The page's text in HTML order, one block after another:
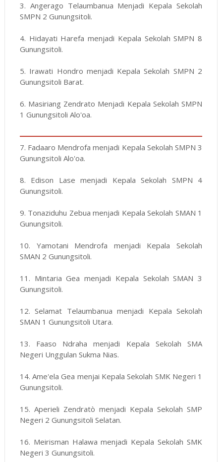
3. Angerago Telaumbanua Menjadi Kepala Sekolah
SMPN 2 Gunungsitoli.
4. Hidayati Harefa menjadi Kepala Sekolah SMPN 8
Gunungsitoli.
5. Irawati Hondro menjadi Kepala Sekolah SMPN 2
Gunungsitoli Barat.
6. Masiriang Zendrato Menjadi Kepala Sekolah SMPN
1 Gunungsitoli Alo'oa.
7. Fadaaro Mendrofa menjadi Kepala Sekolah SMPN 3
Gunungsitoli Alo'oa.
8. Edison Lase menjadi Kepala Sekolah SMPN 4
Gunungsitoli.
9. Tonaziduhu Zebua menjadi Kepala Sekolah SMAN 1
Gunungsitoli.
10. Yamotani Mendrofa menjadi Kepala Sekolah
SMAN 2 Gunungsitoli.
11. Mintaria Gea menjadi Kepala Sekolah SMAN 3
Gunungsitoli.
12. Selamat Telaumbanua menjadi Kepala Sekolah
SMAN 1 Gunungsitoli Utara.
13. Faaso Ndraha menjadi Kepala Sekolah SMA
Negeri Unggulan Sukma Nias.
14. Ame'ela Gea menjai Kepala Sekolah SMK Negeri 1
Gunungsitoli.
15. Aperieli Zendratò menjadi Kepala Sekolah SMP
Negeri 2 Gunungsitoli Selatan.
16. Meirisman Halawa menjadi Kepala Sekolah SMK
Negeri 3 Gunungsitoli.